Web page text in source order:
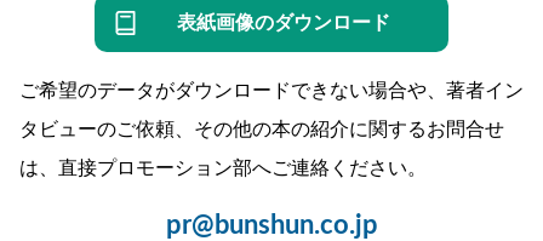
表紙画像のダウンロード
ご希望のデータがダウンロードできない場合や、著者イン
タビューのご依頼、その他の本の紹介に関するお問合せ
は、直接プロモーション部へご連絡ください。
pr@bunshun.co.jp